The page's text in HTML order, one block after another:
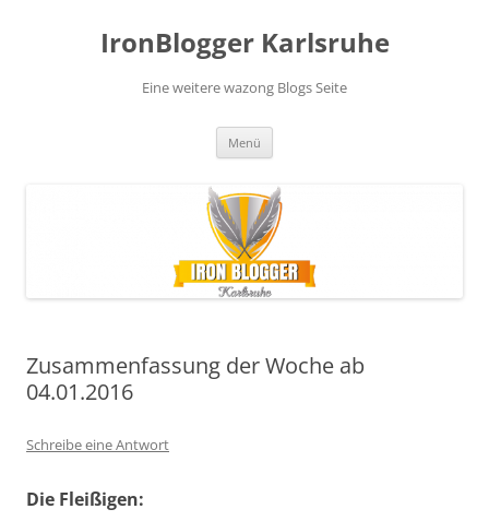
IronBlogger Karlsruhe
Eine weitere wazong Blogs Seite
Menü
Zusammenfassung der Woche ab
04.01.2016
Schreibe eine Antwort
Die Fleißigen: